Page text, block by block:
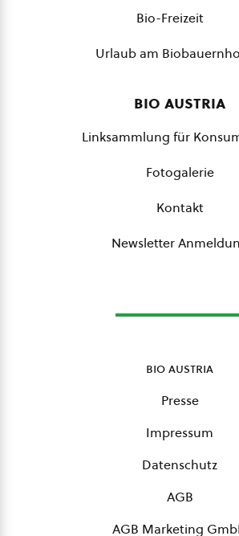
Bio-Freizeit
Urlaub am
bio austria
Linksammlung für
Fotogalerie
Kontakt
Newsletter
bio austria
Presse
Impressum
Datenschutz
AGB
AGB Marketing